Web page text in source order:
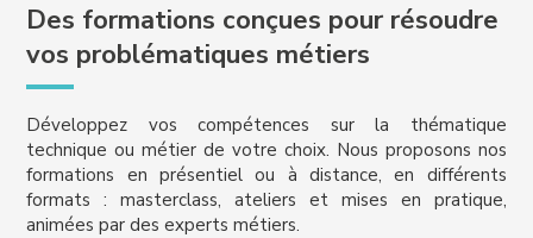
Des formations conçues pour résoudre
vos problématiques métiers
Développez vos compétences sur la thématique
technique ou métier de votre choix. Nous proposons nos
formations en présentiel ou à distance, en différents
formats : masterclass, ateliers et mises en pratique,
animées par des experts métiers.